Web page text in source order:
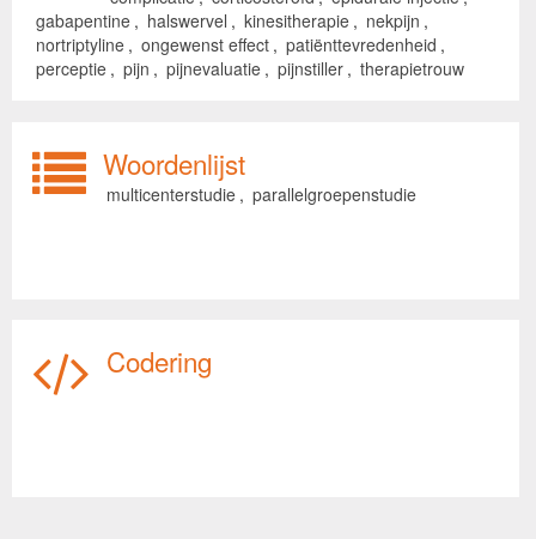
gabapentine , halswervel , kinesitherapie , nekpijn ,
nortriptyline , ongewenst effect , patiënttevredenheid ,
perceptie , pijn , pijnevaluatie , pijnstiller , therapietrouw
Woordenlijst
multicenterstudie , parallelgroepenstudie
Codering